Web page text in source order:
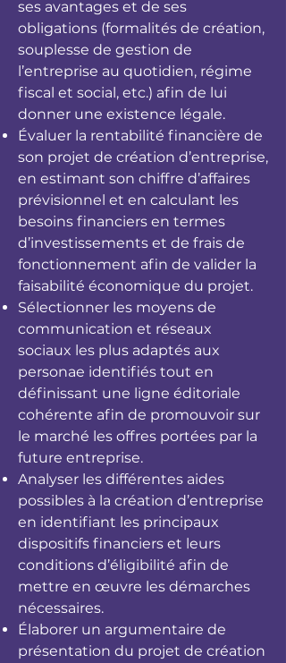
ses avantages et de ses
obligations (formalités de création,
souplesse de gestion de
l’entreprise au quotidien, régime
fiscal et social, etc.) afin de lui
donner une existence légale.
Évaluer la rentabilité financière de
son projet de création d’entreprise,
en estimant son chiffre d’affaires
prévisionnel et en calculant les
besoins financiers en termes
d’investissements et de frais de
fonctionnement afin de valider la
faisabilité économique du projet.
Sélectionner les moyens de
communication et réseaux
sociaux les plus adaptés aux
personae identifiés tout en
définissant une ligne éditoriale
cohérente afin de promouvoir sur
le marché les offres portées par la
future entreprise.
Analyser les différentes aides
possibles à la création d’entreprise
en identifiant les principaux
dispositifs financiers et leurs
conditions d’éligibilité afin de
mettre en œuvre les démarches
nécessaires.
Élaborer un argumentaire de
présentation du projet de création